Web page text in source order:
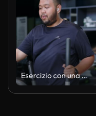
Esercizio con una macchina ellittica